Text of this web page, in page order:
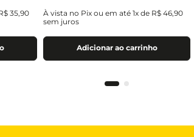
35,90
À vista no Pix ou em até 1x de R$ 46,90
sem juros
Adicionar ao carrinho